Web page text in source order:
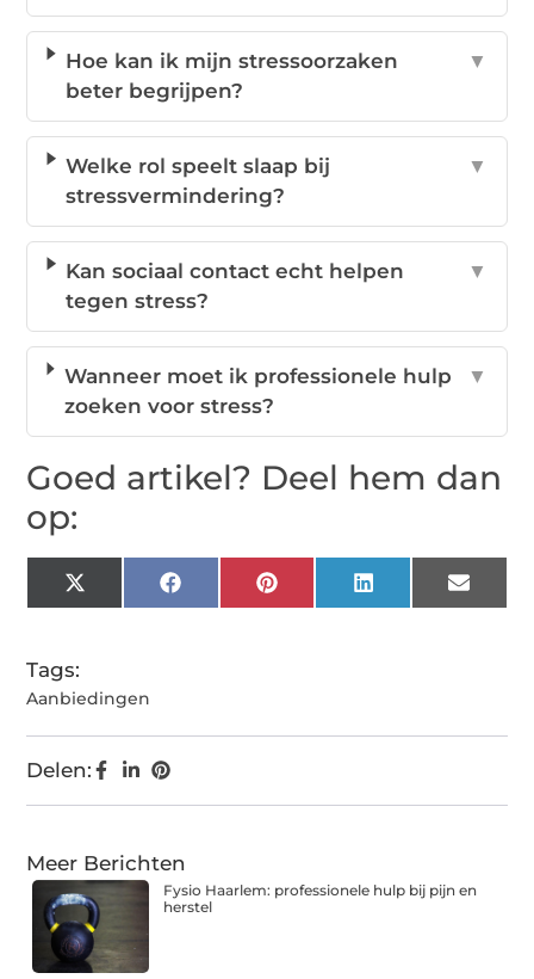
Hoe kan ik mijn stressoorzaken
beter begrijpen?
▼
Welke rol speelt slaap bij
stressvermindering?
▼
Kan sociaal contact echt helpen
tegen stress?
▼
Wanneer moet ik professionele hulp
zoeken voor stress?
▼
Goed artikel? Deel hem dan
op:
X
(Twitter)
FacebookPinterestLinkedIn Email
Tags:
Aanbiedingen
Delen:
Meer Berichten
Fysio Haarlem: professionele hulp bij pijn en
herstel